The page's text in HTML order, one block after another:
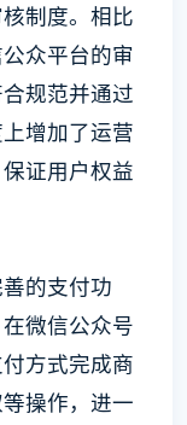
制度。相比
众平台的审
规范并通过
增加了运营
证用户权益
的支付功
微信公众号
方式完成商
操作，进一